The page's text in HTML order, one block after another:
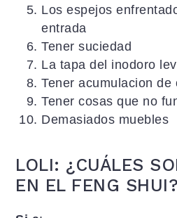
Los espejos
entrada
Tener suciedad
La tapa del inodoro
Tener acumulacion de
Tener cosas que no
Demasiados muebles
LOLI: ¿CUÁLES
EN EL FENG SHUI?